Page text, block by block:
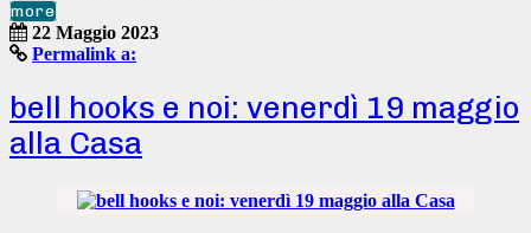
more
22 Maggio 2023
Permalink a:
bell hooks e noi: venerdì 19 maggio
alla Casa